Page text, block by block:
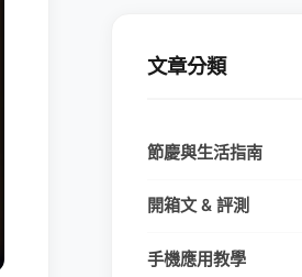
文章分類
節慶與生活指南
開箱文 & 評測
手機應用教學